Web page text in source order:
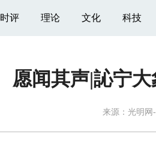
时评 理论 文化 科技
愿闻其声|訫宁大
来源： 光明网